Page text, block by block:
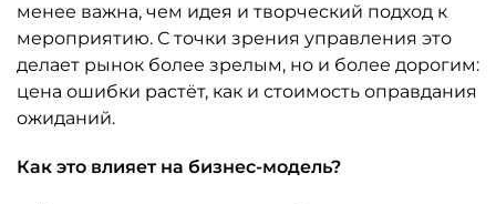
менее важна, чем идея и творческий подход к
мероприятию. С точки зрения управления это
делает рынок более зрелым, но и более дорогим:
цена ошибки растёт, как и стоимость оправдания
ожиданий.
Как это влияет на бизнес-модель?